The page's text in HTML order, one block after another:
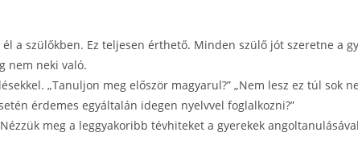
a szülőkben. Ez teljesen érthető. Minden szülő jót szeretne a
nem neki való.
„Tanuljon meg először magyarul?” „Nem lesz ez túl sok
érdemes egyáltalán idegen nyelvvel foglalkozni?”
meg a leggyakoribb tévhiteket a gyerekek